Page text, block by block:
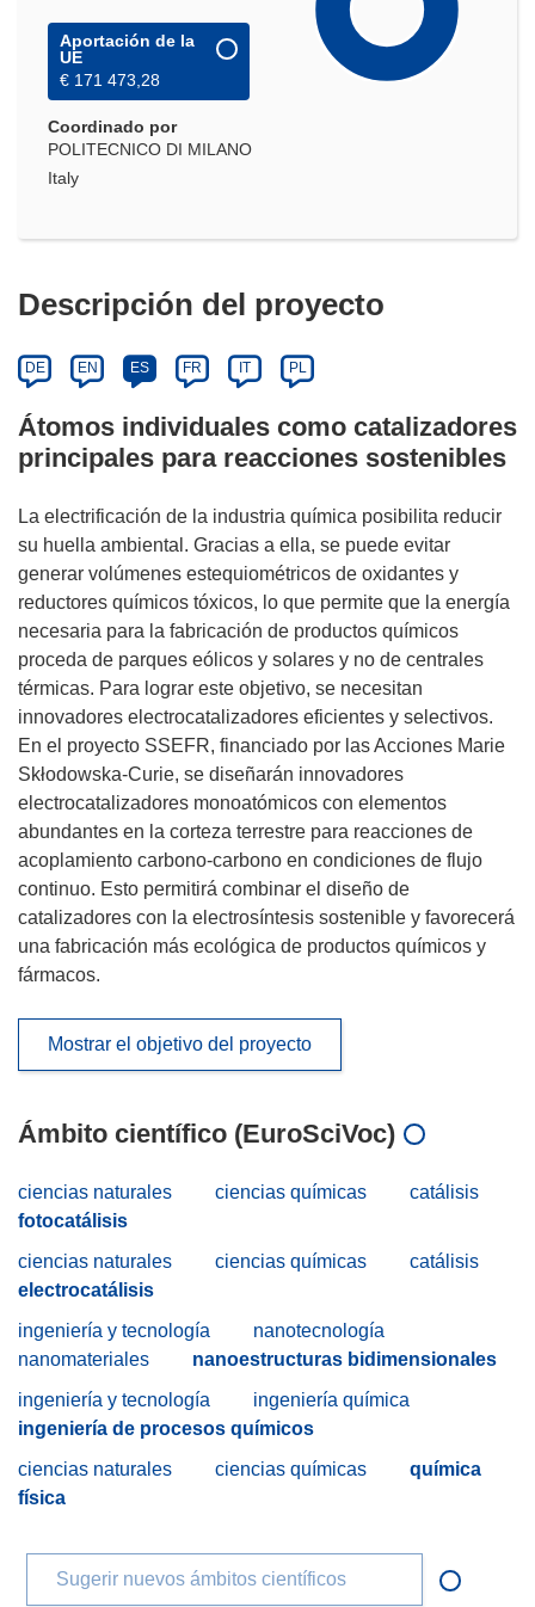
Aportación de la
UE
€ 171 473,28
Coordinado por
POLITECNICO DI MILANO
Italy
Descripción del proyecto
DE EN ES FR IT PL
Átomos individuales como catalizadores
principales para reacciones sostenibles
La electrificación de la industria química posibilita reducir
su huella ambiental. Gracias a ella, se puede evitar
generar volúmenes estequiométricos de oxidantes y
reductores químicos tóxicos, lo que permite que la energía
necesaria para la fabricación de productos químicos
proceda de parques eólicos y solares y no de centrales
térmicas. Para lograr este objetivo, se necesitan
innovadores electrocatalizadores eficientes y selectivos.
En el proyecto SSEFR, financiado por las Acciones Marie
Skłodowska-Curie, se diseñarán innovadores
electrocatalizadores monoatómicos con elementos
abundantes en la corteza terrestre para reacciones de
acoplamiento carbono-carbono en condiciones de flujo
continuo. Esto permitirá combinar el diseño de
catalizadores con la electrosíntesis sostenible y favorecerá
una fabricación más ecológica de productos químicos y
fármacos.
Mostrar el objetivo del proyecto
Ámbito científico (EuroSciVoc)
ciencias naturales ciencias químicas
catálisis
fotocatálisis
ciencias naturales
ciencias químicas
catálisis
electrocatálisis
ingeniería y tecnología
nanotecnología
nanomateriales
nanoestructuras bidimensionales
ingeniería y tecnología
ingeniería química
ingeniería de procesos químicos
ciencias naturales
ciencias químicas
química
física
Sugerir nuevos ámbitos científicos